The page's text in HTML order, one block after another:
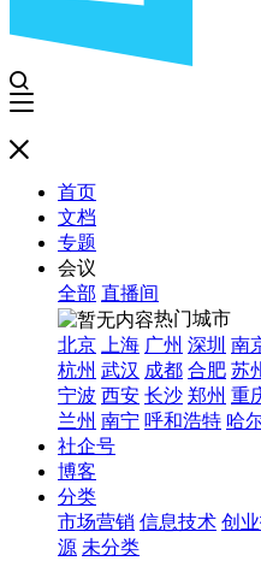
首页
文档
专题
会议
全部 直播间
热门城市
北京
上海 广州 深圳 南
杭州 武汉 成都 合肥 苏
宁波 西安 长沙 郑州 重
兰州 南宁 呼和浩特 哈
社企号
博客
分类
市场营销 信息技术 创
源 未分类